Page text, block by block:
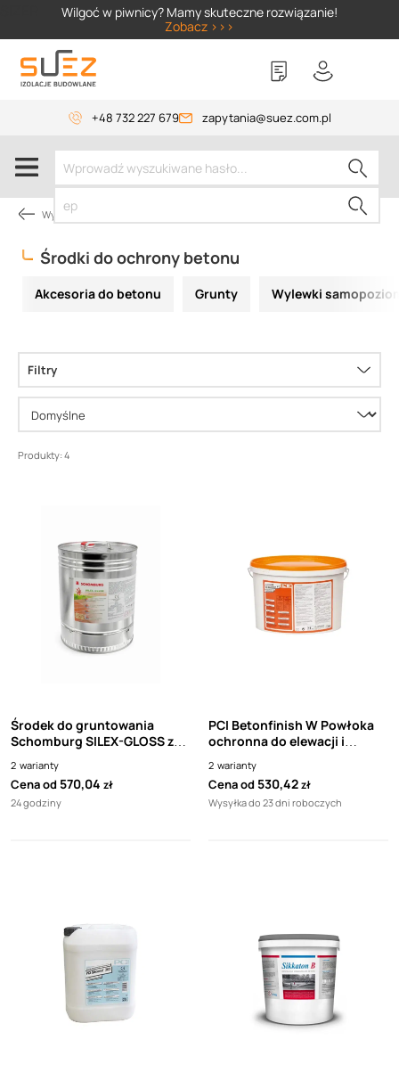
Wilgoć w piwnicy? Mamy skuteczne rozwiązanie!
Zobacz >>>
+48 732 227 679 zapytania@suez.com.pl
Wylewki, materiały do betonu
Akcesoria do betonu Grunty Wylewki
Środki do ochrony betonu
Filtry
Produkty: 4
Środek do gruntowania
Schomburg SILEX-GLOSS z
2 warianty
Cena od 570,04 zł
24 godziny
PCI Betonfinish W Powłoka
ochronna do elewacji i
(Masterseal 368) (11l)
2 warianty
Cena od 530,42zł
Wysyłka do 23 dni roboczych